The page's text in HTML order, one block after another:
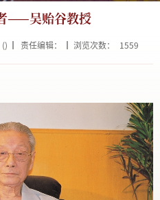
——吴贻谷教授
() 责任编辑： 浏览次数： 1559